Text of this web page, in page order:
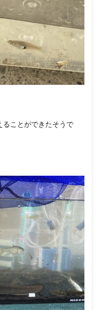
ることができたそうで